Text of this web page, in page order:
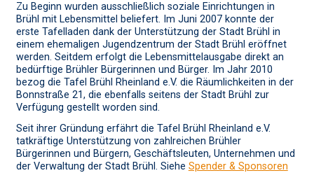
Zu Beginn wurden ausschließlich soziale Einrichtungen in
Brühl mit Lebensmittel beliefert. Im Juni 2007 konnte der
erste Tafelladen dank der Unterstützung der Stadt Brühl in
einem ehemaligen Jugendzentrum der Stadt Brühl eröffnet
werden. Seitdem erfolgt die Lebensmittelausgabe direkt an
bedürftige Brühler Bürgerinnen und Bürger. Im Jahr 2010
bezog die Tafel Brühl Rheinland e.V. die Räumlichkeiten in der
Bonnstraße 21, die ebenfalls seitens der Stadt Brühl zur
Verfügung gestellt worden sind.
Seit ihrer Gründung erfährt die Tafel Brühl Rheinland e.V.
tatkräftige Unterstützung von zahlreichen Brühler
Bürgerinnen und Bürgern, Geschäftsleuten, Unternehmen und
der Verwaltung der Stadt Brühl. Siehe Spender & Sponsoren